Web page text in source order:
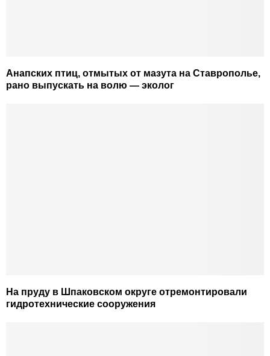
Анапских птиц, отмытых от мазута на Ставрополье,
рано выпускать на волю — эколог
На пруду в Шпаковском округе отремонтировали
гидротехнические сооружения